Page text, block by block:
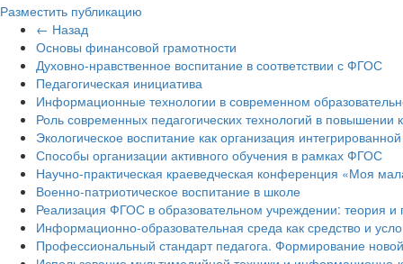
Разместить публикацию
← Назад
Основы финансовой грамотности
Духовно-нравственное воспитание в соответствии с ФГОС
Педагогическая инициатива
Информационные технологии в современном
Роль современных педагогических технологий в повышении
Экологическое воспитание как организация
Способы организации активного обучения в рамках ФГОС
Научно-практическая краеведческая конференция «Моя
Военно-патриотическое воспитание в школе
Реализация ФГОС в образовательном учреждении: теория и
Информационно-образовательная среда как средство и
Профессиональный стандарт педагога. Формирование новой